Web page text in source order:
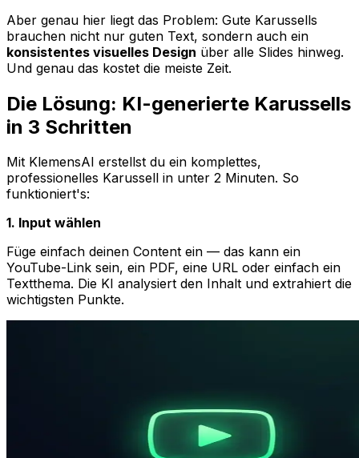
Aber genau hier liegt das Problem: Gute Karussells
brauchen nicht nur guten Text, sondern auch ein
konsistentes visuelles Design über alle Slides hinweg.
Und genau das kostet die meiste Zeit.
Die Lösung: KI-generierte Karussells
in 3 Schritten
Mit KlemensAI erstellst du ein komplettes,
professionelles Karussell in unter 2 Minuten. So
funktioniert's:
1. Input wählen
Füge einfach deinen Content ein — das kann ein
YouTube-Link sein, ein PDF, eine URL oder einfach ein
Textthema. Die KI analysiert den Inhalt und extrahiert die
wichtigsten Punkte.